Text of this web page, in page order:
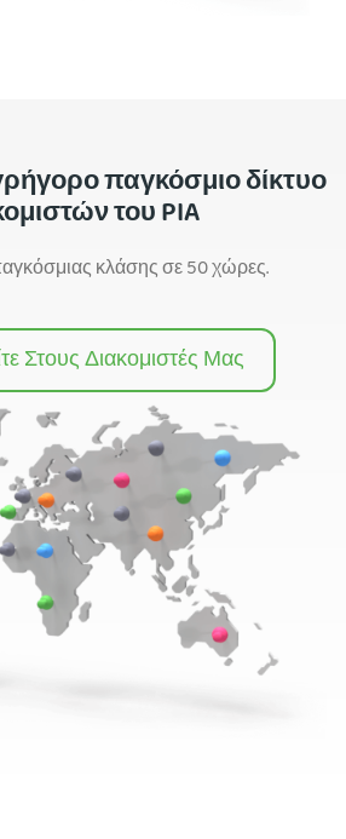
παγκόσμιο δίκτυο
του PIA
κλάσης σε 50 χώρες.
Στους Διακομιστές Μας